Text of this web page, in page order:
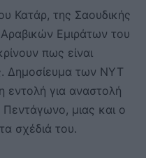
Κατάρ, της Σαουδικής
Εμιράτων του
πως είναι
Δημοσίευμα των NYT
για αναστολή
μιας και ο
σχέδιά του.